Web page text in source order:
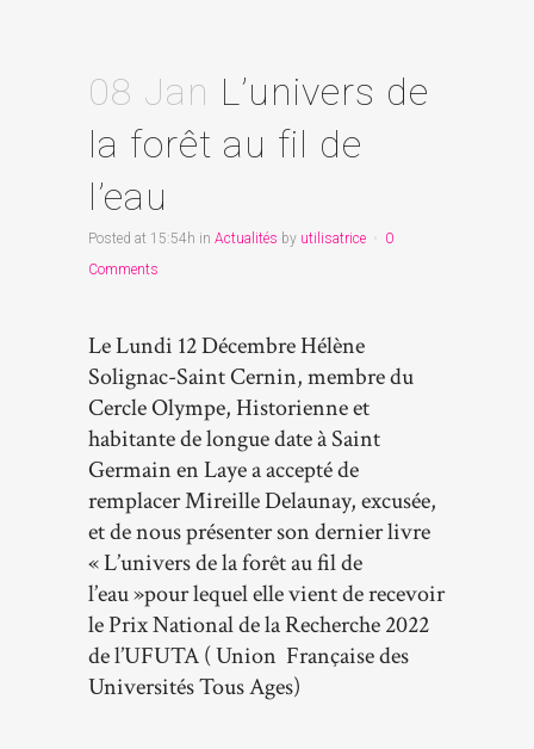
08 Jan L’univers de
la forêt au fil de
l’eau
Posted at 15:54h in Actualités by utilisatrice
0
Comments
Le Lundi 12 Décembre Hélène
Solignac-Saint Cernin, membre du
Cercle Olympe, Historienne et
habitante de longue date à Saint
Germain en Laye a accepté de
remplacer Mireille Delaunay, excusée,
et de nous présenter son dernier livre
« L’univers de la forêt au fil de
l’eau »pour lequel elle vient de recevoir
le Prix National de la Recherche 2022
de l’UFUTA ( Union Française des
Universités Tous Ages)